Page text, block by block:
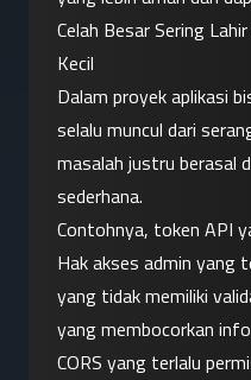
Celah Besar Sering
Kecil
Dalam proyek aplikasi
selalu muncul dari
masalah justru berasal
sederhana.
Contohnya, token API
Hak akses admin yang
yang tidak memiliki
yang membocorkan
CORS yang terlalu